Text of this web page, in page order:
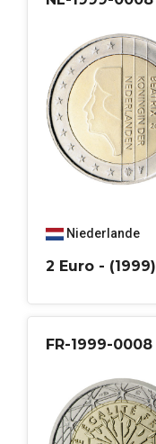
Niederlande
2 Euro - (1999)
FR-1999-0008